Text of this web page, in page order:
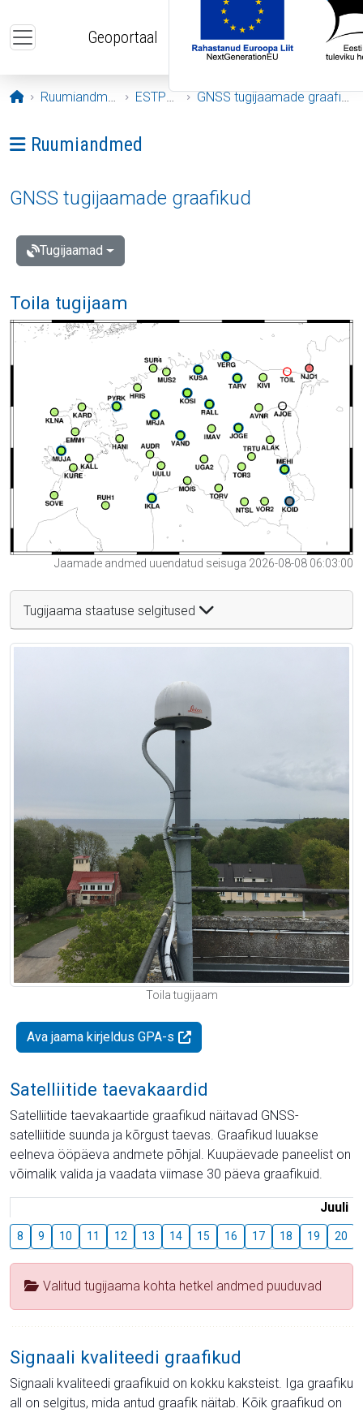
Geoportaal
Avaleht
Ruumiandmed ESTPOS GNSS tugijaamade graafikud
Ava menüü: Ruumiandmed
Ruumiandmed
GNSS tugijaamade graafikud
Tugijaamad
Toila tugijaam
Jaamade andmed uuendatud seisuga 2026-08-08 06:03:00
Tugijaama staatuse selgitused
Toila tugijaam
Ava jaama kirjeldus GPA-s
Satelliitide taevakaardid
Satelliitide taevakaartide graafikud näitavad GNSS-
satelliitide suunda ja kõrgust taevas. Graafikud luuakse
eelneva ööpäeva andmete põhjal. Kuupäevade paneelist on
võimalik valida ja vaadata viimase 30 päeva graafikuid.
Juuli
8 9 10 11 12 13 14 15 16 17 18 19 20
Valitud tugijaama kohta hetkel andmed puuduvad
Signaali kvaliteedi graafikud
Signaali kvaliteedi graafikuid on kokku kaksteist. Iga graafiku
all on selgitus, mida antud graafik näitab. Kõik graafikud on